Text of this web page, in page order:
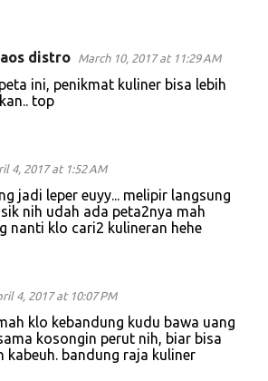
distro March 10, 2017 at 11:29 AM
ini, penikmat kuliner bisa lebih
top
4, 2017 at 1:52 AM
jadi leper euyy... melipir langsung
nih udah ada peta2nya mah
nanti klo cari2 kulineran hehe
4, 2017 at 10:07 PM
klo kebandung kudu bawa uang
kosongin perut nih, biar bisa
kabeuh. bandung raja kuliner